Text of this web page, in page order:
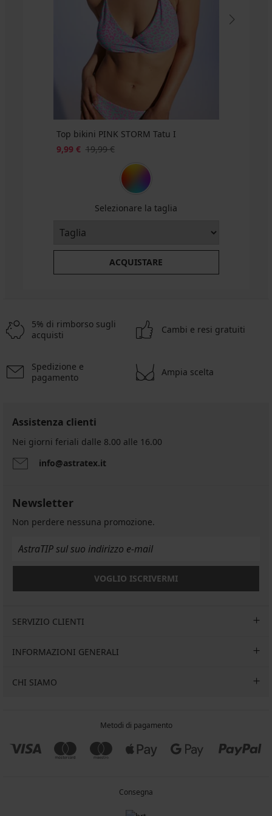
Top bikini PINK STORM Tatu I
9,99 € 19,99 €
Selezionare la taglia
ACQUISTARE
5% di rimborso sugli
acquisti
Cambi e resi gratuiti
Spedizione e
pagamento
Ampia scelta
Assistenza clienti
Nei giorni feriali dalle 8.00 alle 16.00
info@astratex.it
Newsletter
Non perdere nessuna promozione.
VOGLIO ISCRIVERMI
SERVIZIO CLIENTI
INFORMAZIONI GENERALI
CHI SIAMO
Metodi di pagamento
Consegna